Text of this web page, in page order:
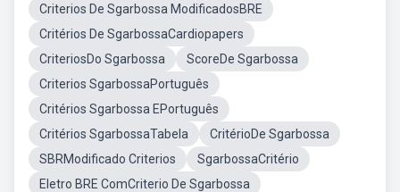
Criterios De Sgarbossa ModificadosBRE
Critérios De SgarbossaCardiopapers
CriteriosDo Sgarbossa
ScoreDe Sgarbossa
Criterios SgarbossaPortuguês
Critérios Sgarbossa EPortuguês
Critérios SgarbossaTabela
CritérioDe Sgarbossa
SBRModificado Criterios
SgarbossaCritério
Eletro BRE ComCriterio De Sgarbossa